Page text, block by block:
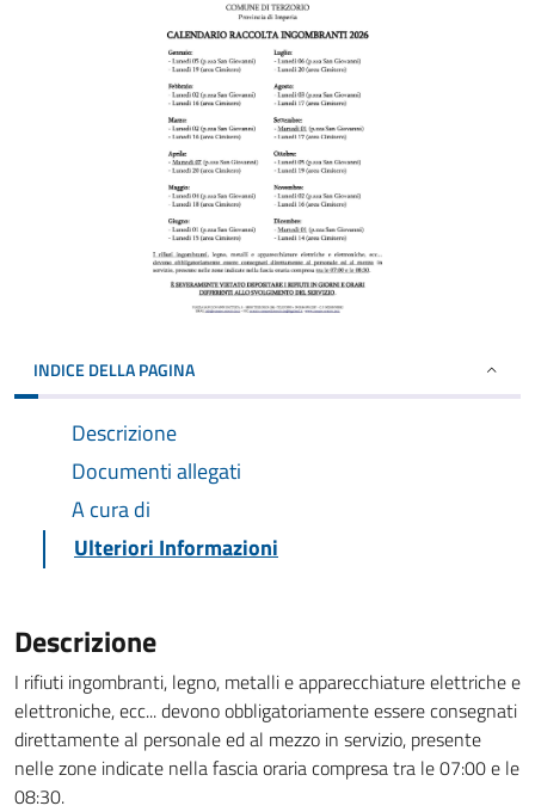
INDICE DELLA PAGINA
Descrizione
Documenti allegati
A cura di
Ulteriori Informazioni
Descrizione
I rifiuti ingombranti, legno, metalli e apparecchiature elettriche e
elettroniche, ecc... devono obbligatoriamente essere consegnati
direttamente al personale ed al mezzo in servizio, presente
nelle zone indicate nella fascia oraria compresa tra le 07:00 e le
08:30.